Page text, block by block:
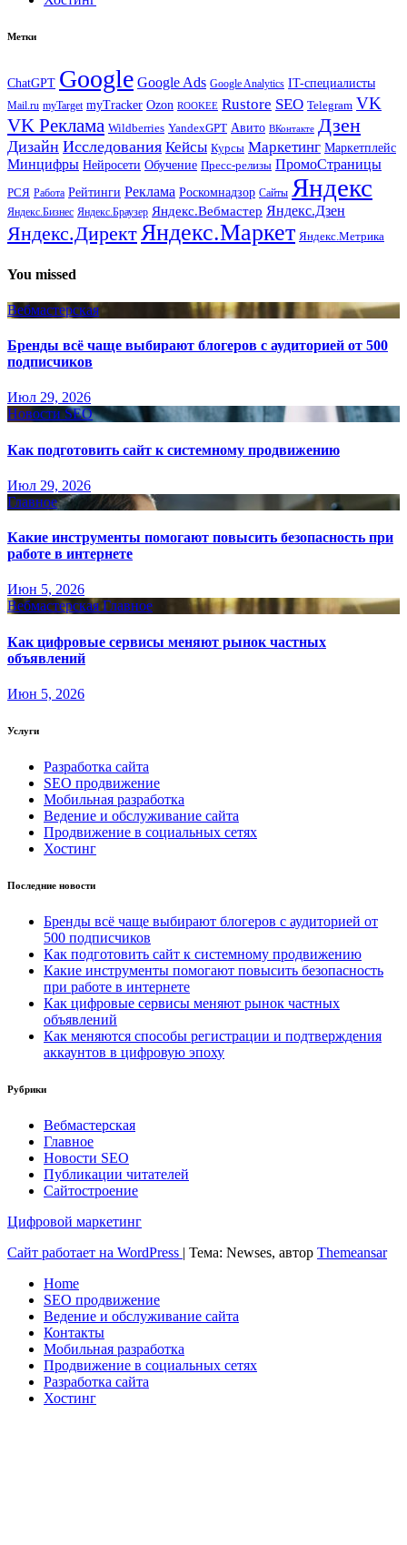
Метки
ChatGPT Google Google Ads Google Analytics IT-специалисты
Mail.ru myTarget myTracker Ozon ROOKEE Rustore SEO Telegram VK
VK Реклама Wildberries YandexGPT Авито ВКонтакте Дзен
Дизайн Исследования Кейсы Курсы Маркетинг Маркетплейс
Минцифры Нейросети Обучение Пресс-релизы ПромоСтраницы
РСЯ Работа Рейтинги Реклама Роскомнадзор Сайты Яндекс
Яндекс.Бизнес Яндекс.Браузер Яндекс.Вебмастер Яндекс.Дзен
Яндекс.ДиректЯндекс.Маркет Яндекс.Метрика
You missed
Вебмастерская
Бренды всё чаще выбирают блогеров с аудиторией от 500
подписчиков
Июл 29, 2026
Новости SEO
Как подготовить сайт к системному продвижению
Июл 29, 2026
Главное
Какие инструменты помогают повысить безопасность при
работе в интернете
Июн 5, 2026
Вебмастерская Главное
Как цифровые сервисы меняют рынок частных
объявлений
Июн 5, 2026
Услуги
Разработка сайта
SEO продвижение
Мобильная разработка
Ведение и обслуживание сайта
Продвижение в социальных сетях
Хостинг
Последние новости
Бренды всё чаще выбирают блогеров с аудиторией от
500 подписчиков
Как подготовить сайт к системному продвижению
Какие инструменты помогают повысить безопасность
при работе в интернете
Как цифровые сервисы меняют рынок частных
объявлений
Как меняются способы регистрации и подтверждения
аккаунтов в цифровую эпоху
Рубрики
Вебмастерская
Главное
Новости SEO
Публикации читателей
Сайтостроение
Цифровой маркетинг
Сайт работает на WordPress | Тема: Newses, автор Themeansar
Home
SEO продвижение
Ведение и обслуживание сайта
Контакты
Мобильная разработка
Продвижение в социальных сетях
Разработка сайта
Хостинг